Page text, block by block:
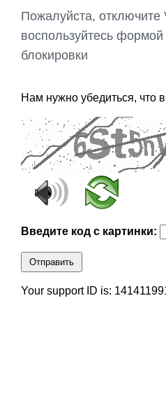
Пожалуйста, отключите
воспользуйтесь
блокировки
Нам нужно убедиться, что
Введите код с картинки:
Отправить
Your support ID is: